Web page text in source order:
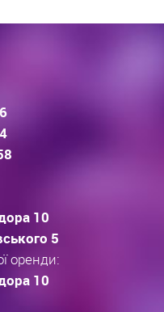
10
5
оренди:
10